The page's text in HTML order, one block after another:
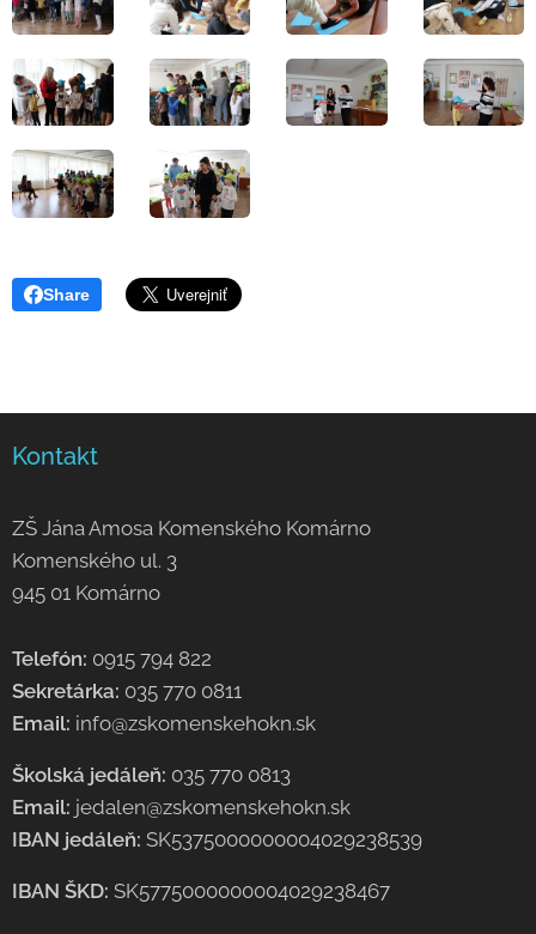
Share
Kontakt
ZŠ Jána Amosa Komenského Komárno
Komenského ul. 3
945 01 Komárno
Telefón: 0915 794 822
Sekretárka: 035 770 0811
Email: info@zskomenskehokn.sk
Školská jedáleň: 035 770 0813
Email: jedalen@zskomenskehokn.sk
IBAN jedáleň: SK5375000000004029238539
IBAN ŠKD: SK5775000000004029238467